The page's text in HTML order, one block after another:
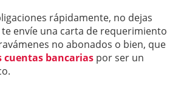
rápidamente, no dejas
te envíe una carta de requerimiento
no abonados o bien, que
cuentas bancarias por ser un